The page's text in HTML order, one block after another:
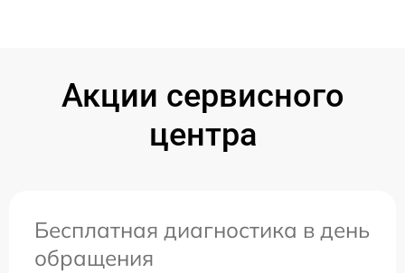
Акции сервисного
центра
Бесплатная диагностика в день
обращения